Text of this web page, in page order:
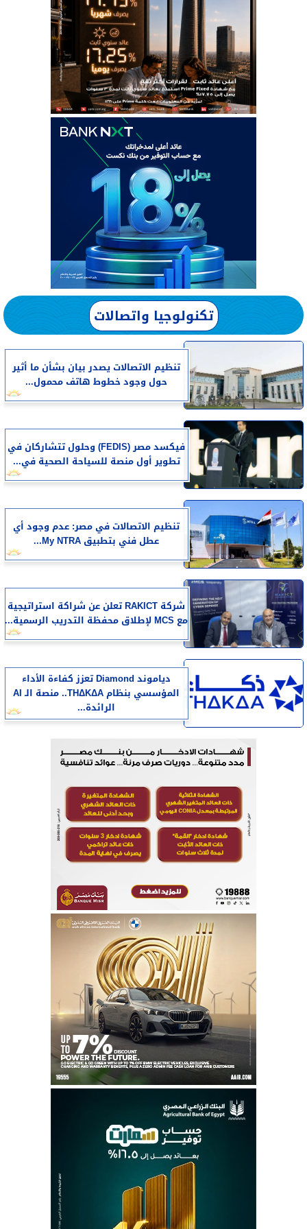
تكنولوجيا واتصالات
تنظيم الاتصالات يصدر بيان بشأن ما أثير
حول وجود خطوط هاتف محمول...
فيكسد مصر (FEDIS) وحلول تتشاركان في
تطوير أول منصة للسياحة الصحية في...
تنظيم الاتصالات في مصر: عدم وجود أي
عطل فني بتطبيق My NTRA...
شركة RAKICT تعلن عن شراكة استراتيجية
مع MCS لإطلاق محفظة التدريب الرسمية...
دياموند Diamond تعزز كفاءة الأداء
المؤسسي بنظام THΔKΔA.. منصة الـ AI
الرائدة...